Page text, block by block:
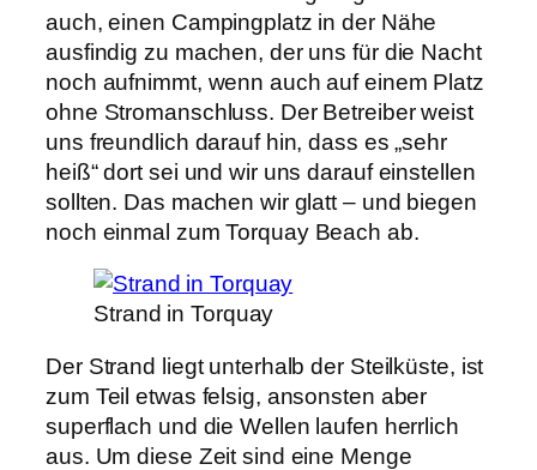
auch, einen Campingplatz in der Nähe
ausfindig zu machen, der uns für die Nacht
noch aufnimmt, wenn auch auf einem Platz
ohne Stromanschluss. Der Betreiber weist
uns freundlich darauf hin, dass es „sehr
heiß“ dort sei und wir uns darauf einstellen
sollten. Das machen wir glatt – und biegen
noch einmal zum Torquay Beach ab.
Strand in Torquay
Der Strand liegt unterhalb der Steilküste, ist
zum Teil etwas felsig, ansonsten aber
superflach und die Wellen laufen herrlich
aus. Um diese Zeit sind eine Menge